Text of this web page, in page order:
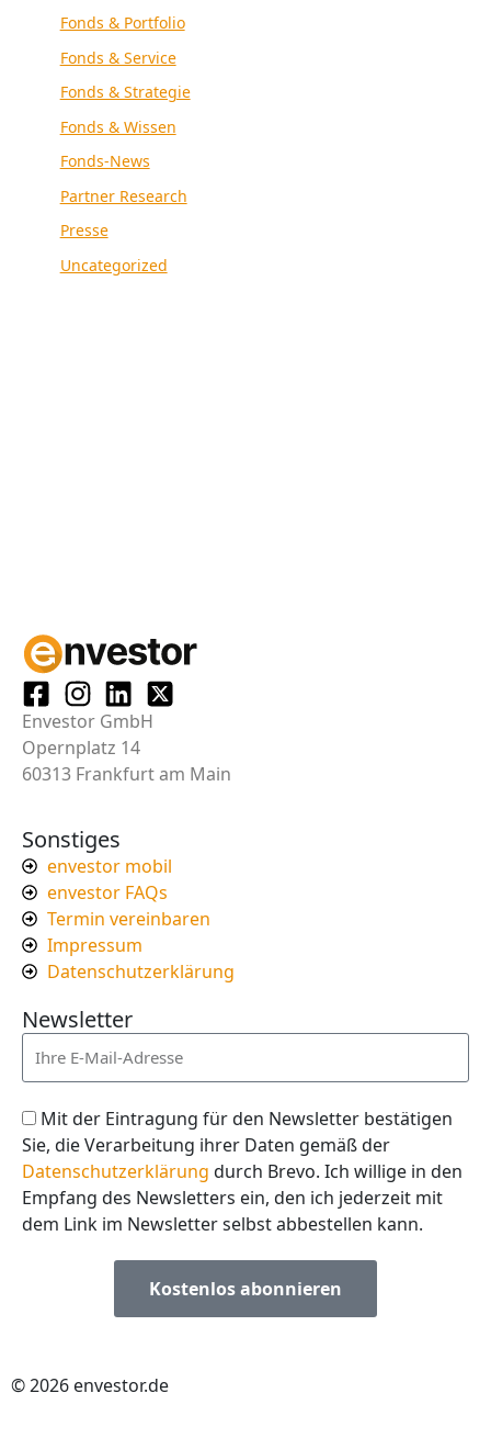
Fonds & Portfolio
Fonds & Service
Fonds & Strategie
Fonds & Wissen
Fonds-News
Partner Research
Presse
Uncategorized
Envestor GmbH
Opernplatz 14
60313 Frankfurt am Main
Sonstiges
envestor mobil
envestor FAQs
Termin vereinbaren
Impressum
Datenschutzerklärung
Newsletter
Mit der Eintragung für den Newsletter bestätigen
Sie, die Verarbeitung ihrer Daten gemäß der
Datenschutzerklärung durch Brevo. Ich willige in den
Empfang des Newsletters ein, den ich jederzeit mit
dem Link im Newsletter selbst abbestellen kann.
Kostenlos abonnieren
© 2026 envestor.de